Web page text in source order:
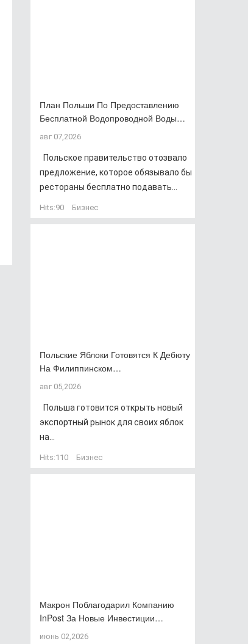
План Польши По Предоставлению
Бесплатной Водопроводной Воды…
авг 07,2026
Польское правительство отозвало
предложение, которое обязывало бы
рестораны бесплатно подавать...
Hits:90 Бизнес
Польские Яблоки Готовятся К Дебюту
На Филиппинском…
авг 05,2026
Польша готовится открыть новый
экспортный рынок для своих яблок
на...
Hits:110 Бизнес
Макрон Поблагодарил Компанию
InPost За Новые Инвестиции…
июнь 02,2026